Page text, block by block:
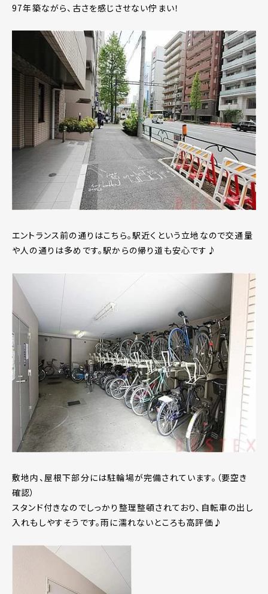
97年築ながら、古さを感じさせない佇まい！
エントランス前の通りはこちら。駅近くという立地なので交通量
や人の通りは多めです。駅からの帰り道も安心です♪
敷地内、屋根下部分には駐輪場が完備されています。（要空き
確認）
スタンド付きなのでしっかり整理整頓されており、自転車の出し
入れもしやすそうです。雨に濡れないところも高評価♪